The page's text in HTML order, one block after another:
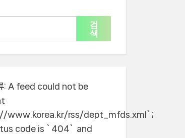
검
색
: A feed could not be
www.korea.kr/rss/dept_mfds.xml`;
code is `404` and